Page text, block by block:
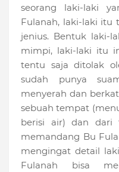
seorang laki-laki
Fulanah, laki-laki itu
jenius. Bentuk laki-
mimpi, laki-laki itu
tentu saja ditolak
sudah punya
menyerah dan
sebuah tempat
berisi air) dan dari
memandang Bu
mengingat detail
Fulanah bisa